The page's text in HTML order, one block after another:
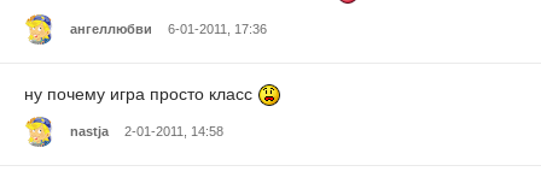
ангеллюбви 6-01-2011, 17:36
ну почему игра просто класс
nastja 2-01-2011, 14:58